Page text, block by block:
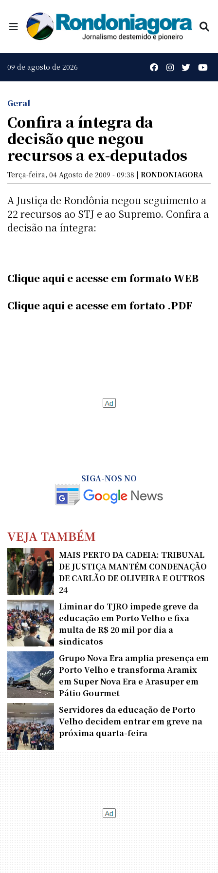
09 de agosto de 2026
Geral
Confira a íntegra da
decisão que negou
recursos a ex-deputados
Terça-feira, 04 Agosto de 2009 - 09:38 | RONDONIAGORA
A Justiça de Rondônia negou seguimento a
22 recursos ao STJ e ao Supremo. Confira a
decisão na íntegra:
Clique aqui e acesse em formato WEB
Clique aqui e acesse em fortato .PDF
SIGA-NOS NO
VEJA TAMBÉM
MAIS PERTO DA CADEIA: TRIBUNAL
DE JUSTIÇA MANTÉM CONDENAÇÃO
DE CARLÃO DE OLIVEIRA E OUTROS
24
Liminar do TJRO impede greve da
educação em Porto Velho e fixa
multa de R$ 20 mil por dia a
sindicatos
Grupo Nova Era amplia presença em
Porto Velho e transforma Aramix
em Super Nova Era e Arasuper em
Pátio Gourmet
Servidores da educação de Porto
Velho decidem entrar em greve na
próxima quarta-feira